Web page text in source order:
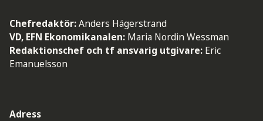
Chefredaktör:Anders Hägerstrand
VD, EFN Ekonomikanalen: Maria Nordin Wessman
Redaktionschef och tf ansvarig utgivare: Eric
Emanuelsson
Adress